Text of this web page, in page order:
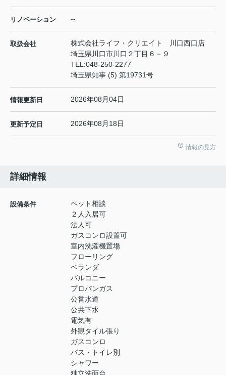
リノベーション --
取扱会社
株式会社ライフ・クリエイト 川口西口店
埼玉県川口市川口２丁目６－９
TEL:048-250-2277
埼玉県知事 (5) 第19731号
情報更新日 2026年08月04日
更新予定日 2026年08月18日
情報の見方
詳細情報
設備条件
ペット相談
２人入居可
法人可
ガスコンロ設置可
室内洗濯機置場
フローリング
ベランダ
バルコニー
プロパンガス
公営水道
公共下水
電気有
外観タイル張り
ガスコンロ
バス・トイレ別
シャワー